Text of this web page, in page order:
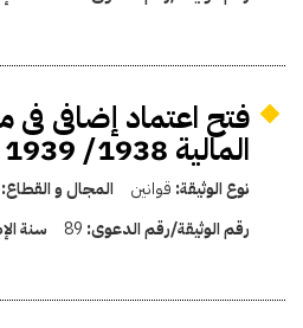
فتح اعتماد إضافى فى
المالية 1938/ 1939
نوع الوثيقة: قوانين المجال و القطاع:
رقم الوثيقة/رقم الدعوى: 89 سنة